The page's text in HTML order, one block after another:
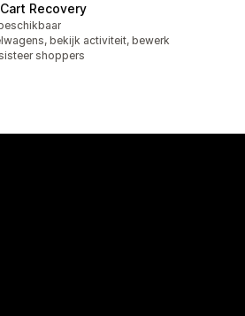
Recovery
bekijk activiteit, bewerk
shoppers